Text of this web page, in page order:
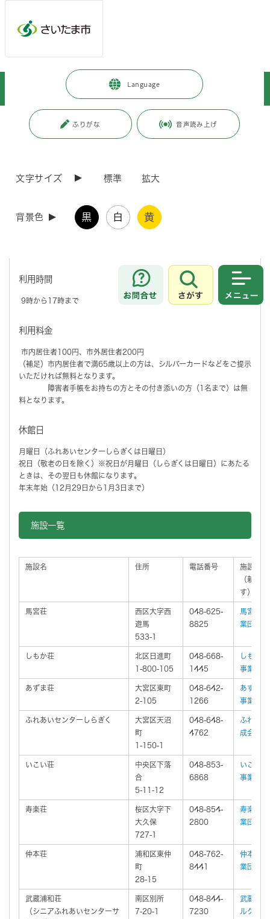
Language
ふりがな 音声読み上げ
文字サイズ 標準 拡大
背景色 黒 白 黄
お問合せ
さがす
健康・医療・福祉 > 福祉・介護 高齢の方
交流活動 老人福祉センター（シニアふれあいセンター）
更新日付：2025年4月21日 / ページ番号：C015044
60歳以上の方々が、入浴・演芸・囲碁・将棋・各種の集い・健康相談
利用時間
9時から17時まで
利用料金
市内居住者100円、市外居住者200円
（補足）市内居住者で満65歳以上の方は、シルバーカードなどをご提示
いただければ無料となります。
障害者手帳をお持ちの方とその付き添いの方（1名まで）は無
料となります。
休館日
月曜日（ふれあいセンターしらぎくは日曜日）
祝日（敬老の日を除く）※祝日が月曜日（しらぎくは日曜日）にあたる
ときは、その翌日も休館になります。
年末年始（12月29日から1月3日まで）
施設一覧
施設名 住所 電話番号
施設ホ
（新し
す）
馬宮荘
西区大字西
遊馬
533-1
048-625-
8825
馬宮荘/
業団
しもか荘
北区日進町
1-800-105
048-668-
1445
しもか
事業団
あずま荘
大宮区東町
2-105
048-642-
1266
あずま
事業団
ふれあいセンターしらぎく
大宮区天沼
町
1-150-1
048-648-
4762
ふれあ
成会
いこい荘
中央区下落
合
5-11-12
048-853-
6868
いこい
事業団
寿楽荘
桜区大字下
大久保
727-1
048-854-
2800
寿楽荘/
業団
仲本荘
浦和区東仲
町
28-15
048-762-
8441
仲本荘/
業団
武蔵浦和荘
（シニアふれあいセンターサ
南区別所
7-20-1
048-844-
7230
武蔵浦
ルグルー